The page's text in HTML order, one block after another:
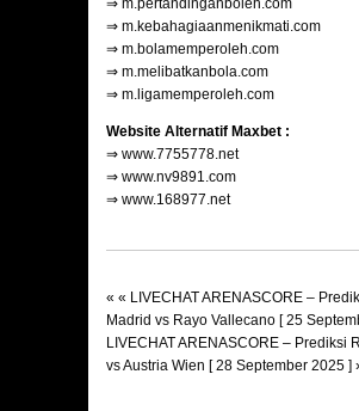
⇒ m.pertandinganboleh.com
⇒ m.kebahagiaanmenikmati.com
⇒ m.bolamemperoleh.com
⇒ m.melibatkanbola.com
⇒ m.ligamemperoleh.com
Website Alternatif Maxbet :
⇒ www.7755778.net
⇒ www.nv9891.com
⇒ www.168977.net
« « LIVECHAT ARENASCORE –
Madrid vs Rayo Vallecano [ 25
LIVECHAT ARENASCORE – Prediksi
vs Austria Wien [ 28 September 2025 ]